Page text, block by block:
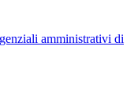
amministrativi di